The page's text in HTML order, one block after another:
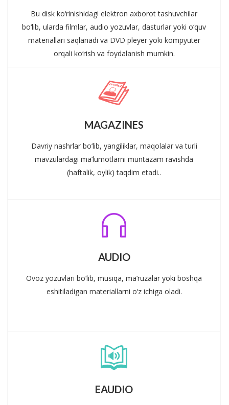
Bu disk ko‘rinishidagi elektron axborot tashuvchilar
bo‘lib, ularda filmlar, audio yozuvlar, dasturlar yoki o‘quv
materiallari saqlanadi va DVD pleyer yoki kompyuter
orqali ko‘rish va foydalanish mumkin.
MAGAZINES
Davriy nashrlar bo‘lib, yangiliklar, maqolalar va turli
mavzulardagi ma’lumotlarni muntazam ravishda
(haftalik, oylik) taqdim etadi..
AUDIO
Ovoz yozuvlari bo‘lib, musiqa, ma’ruzalar yoki boshqa
eshitiladigan materiallarni o‘z ichiga oladi.
EAUDIO